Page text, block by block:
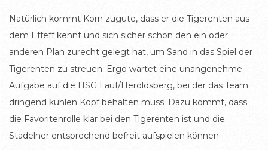
Natürlich kommt Korn zugute, dass er die Tigerenten aus
dem Effeff kennt und sich sicher schon den ein oder
anderen Plan zurecht gelegt hat, um Sand in das Spiel der
Tigerenten zu streuen. Ergo wartet eine unangenehme
Aufgabe auf die HSG Lauf/Heroldsberg, bei der das Team
dringend kühlen Kopf behalten muss. Dazu kommt, dass
die Favoritenrolle klar bei den Tigerenten ist und die
Stadelner entsprechend befreit aufspielen können.